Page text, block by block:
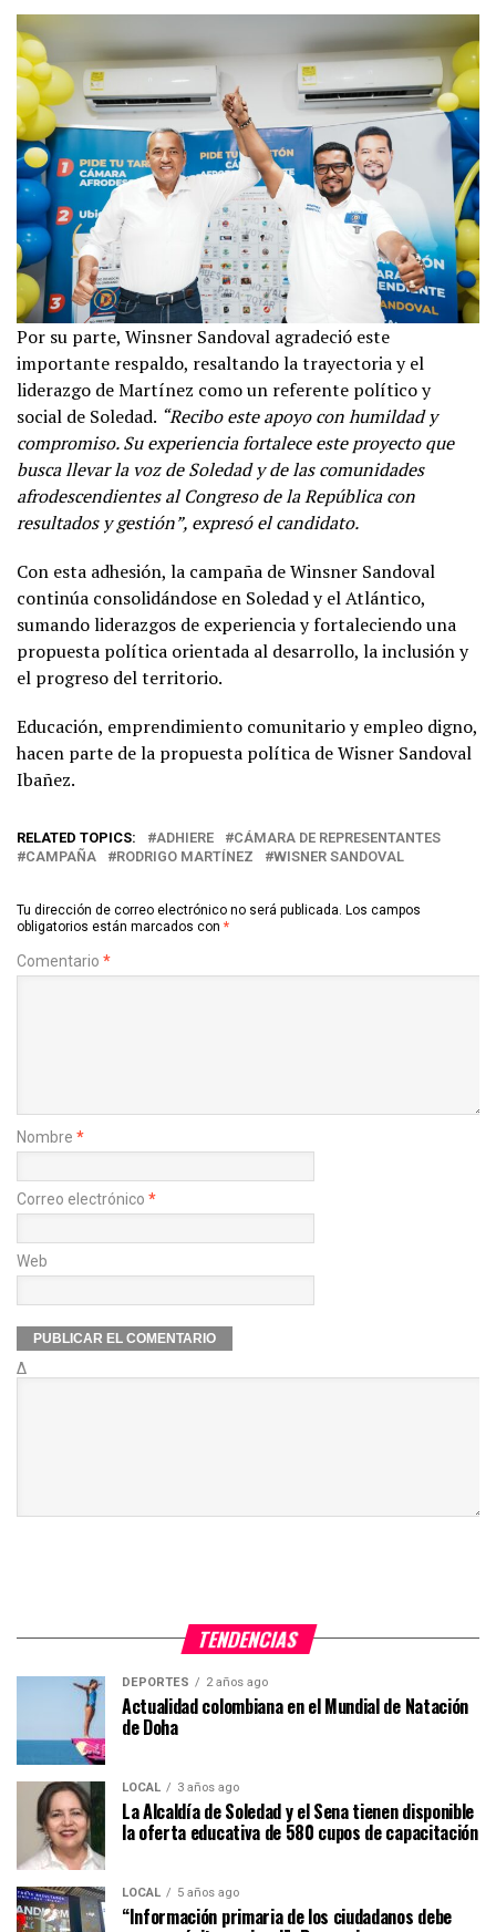
Por su parte, Winsner Sandoval agradeció este
importante respaldo, resaltando la trayectoria y el
liderazgo de Martínez como un referente político y
social de Soledad. “Recibo este apoyo con humildad y
compromiso. Su experiencia fortalece este proyecto que
busca llevar la voz de Soledad y de las comunidades
afrodescendientes al Congreso de la República con
resultados y gestión”, expresó el candidato.
Con esta adhesión, la campaña de Winsner Sandoval
continúa consolidándose en Soledad y el Atlántico,
sumando liderazgos de experiencia y fortaleciendo una
propuesta política orientada al desarrollo, la inclusión y
el progreso del territorio.
Educación, emprendimiento comunitario y empleo digno,
hacen parte de la propuesta política de Wisner Sandoval
Ibañez.
RELATED TOPICS: ADHIERE
CÁMARA DE REPRESENTANTES
CAMPAÑA
RODRIGO MARTÍNEZ WISNER SANDOVAL
Tu dirección de correo electrónico no será publicada. Los campos
obligatorios están marcados con *
Comentario *
Nombre *
Correo electrónico *
Web
Δ
TENDENCIAS
DEPORTES 2 años ago
Actualidad colombiana en el Mundial de Natación
de Doha
LOCAL 3 años ago
La Alcaldía de Soledad y el Sena tienen disponible
la oferta educativa de 580 cupos de capacitación
LOCAL 5 años ago
“Información primaria de los ciudadanos debe